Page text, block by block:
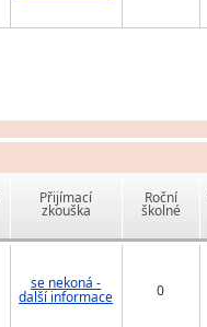
Přijímací
zkouška
Roční
školné
se nekoná -
další informace 0